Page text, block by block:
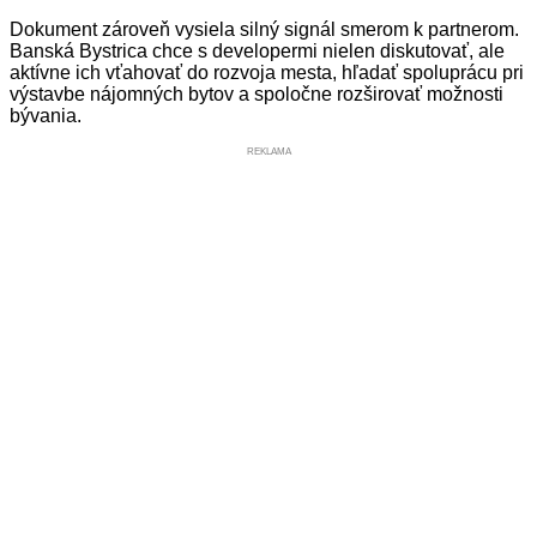
Dokument zároveň vysiela silný signál smerom k partnerom.
Banská Bystrica chce s developermi nielen diskutovať, ale
aktívne ich vťahovať do rozvoja mesta, hľadať spoluprácu pri
výstavbe nájomných bytov a spoločne rozširovať možnosti
bývania.
REKLAMA